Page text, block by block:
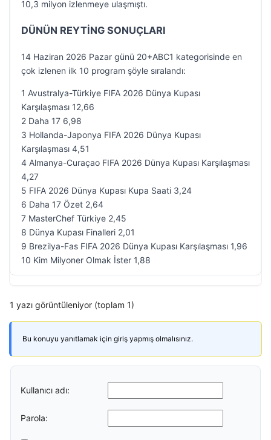
10,3 milyon izlenmeye ulaşmıştı.
DÜNÜN REYTİNG SONUÇLARI
14 Haziran 2026 Pazar günü 20+ABC1 kategorisinde en
çok izlenen ilk 10 program şöyle sıralandı:
1 Avustralya-Türkiye FIFA 2026 Dünya Kupası
Karşılaşması 12,66
2 Daha 17 6,98
3 Hollanda-Japonya FIFA 2026 Dünya Kupası
Karşılaşması 4,51
4 Almanya-Curaçao FIFA 2026 Dünya Kupası Karşılaşması
4,27
5 FIFA 2026 Dünya Kupası Kupa Saati 3,24
6 Daha 17 Özet 2,64
7 MasterChef Türkiye 2,45
8 Dünya Kupası Finalleri 2,01
9 Brezilya-Fas FIFA 2026 Dünya Kupası Karşılaşması 1,96
10 Kim Milyoner Olmak İster 1,88
1 yazı görüntüleniyor (toplam 1)
Bu konuyu yanıtlamak için giriş yapmış olmalısınız.
Kullanıcı adı:
Parola: